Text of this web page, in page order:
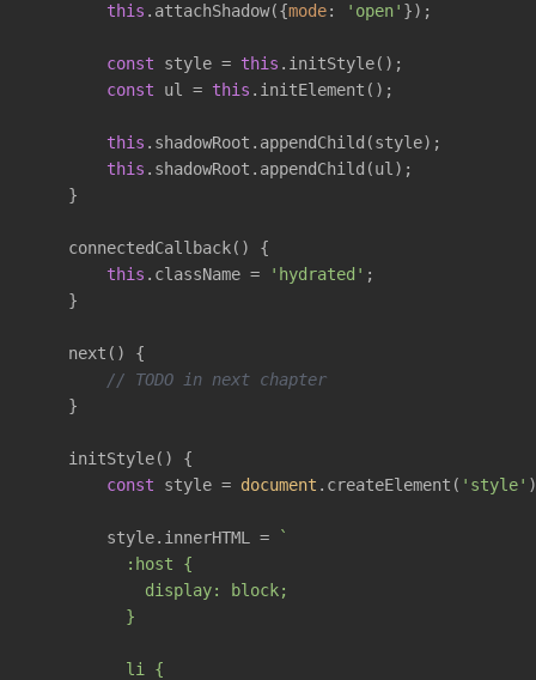
this .attachShadow({mode: 'open' });
const style = this .initStyle();
const ul = this .initElement();
this .shadowRoot.appendChild(style);
this .shadowRoot.appendChild(ul);
    }
    connectedCallback() {
this .className = 'hydrated' ;
    }
    next() {
// TODO in next chapter
    }
    initStyle() {
const style = document .createElement( 'style'
        style.innerHTML =
`
          :host {
            display: block;
          }
          li {